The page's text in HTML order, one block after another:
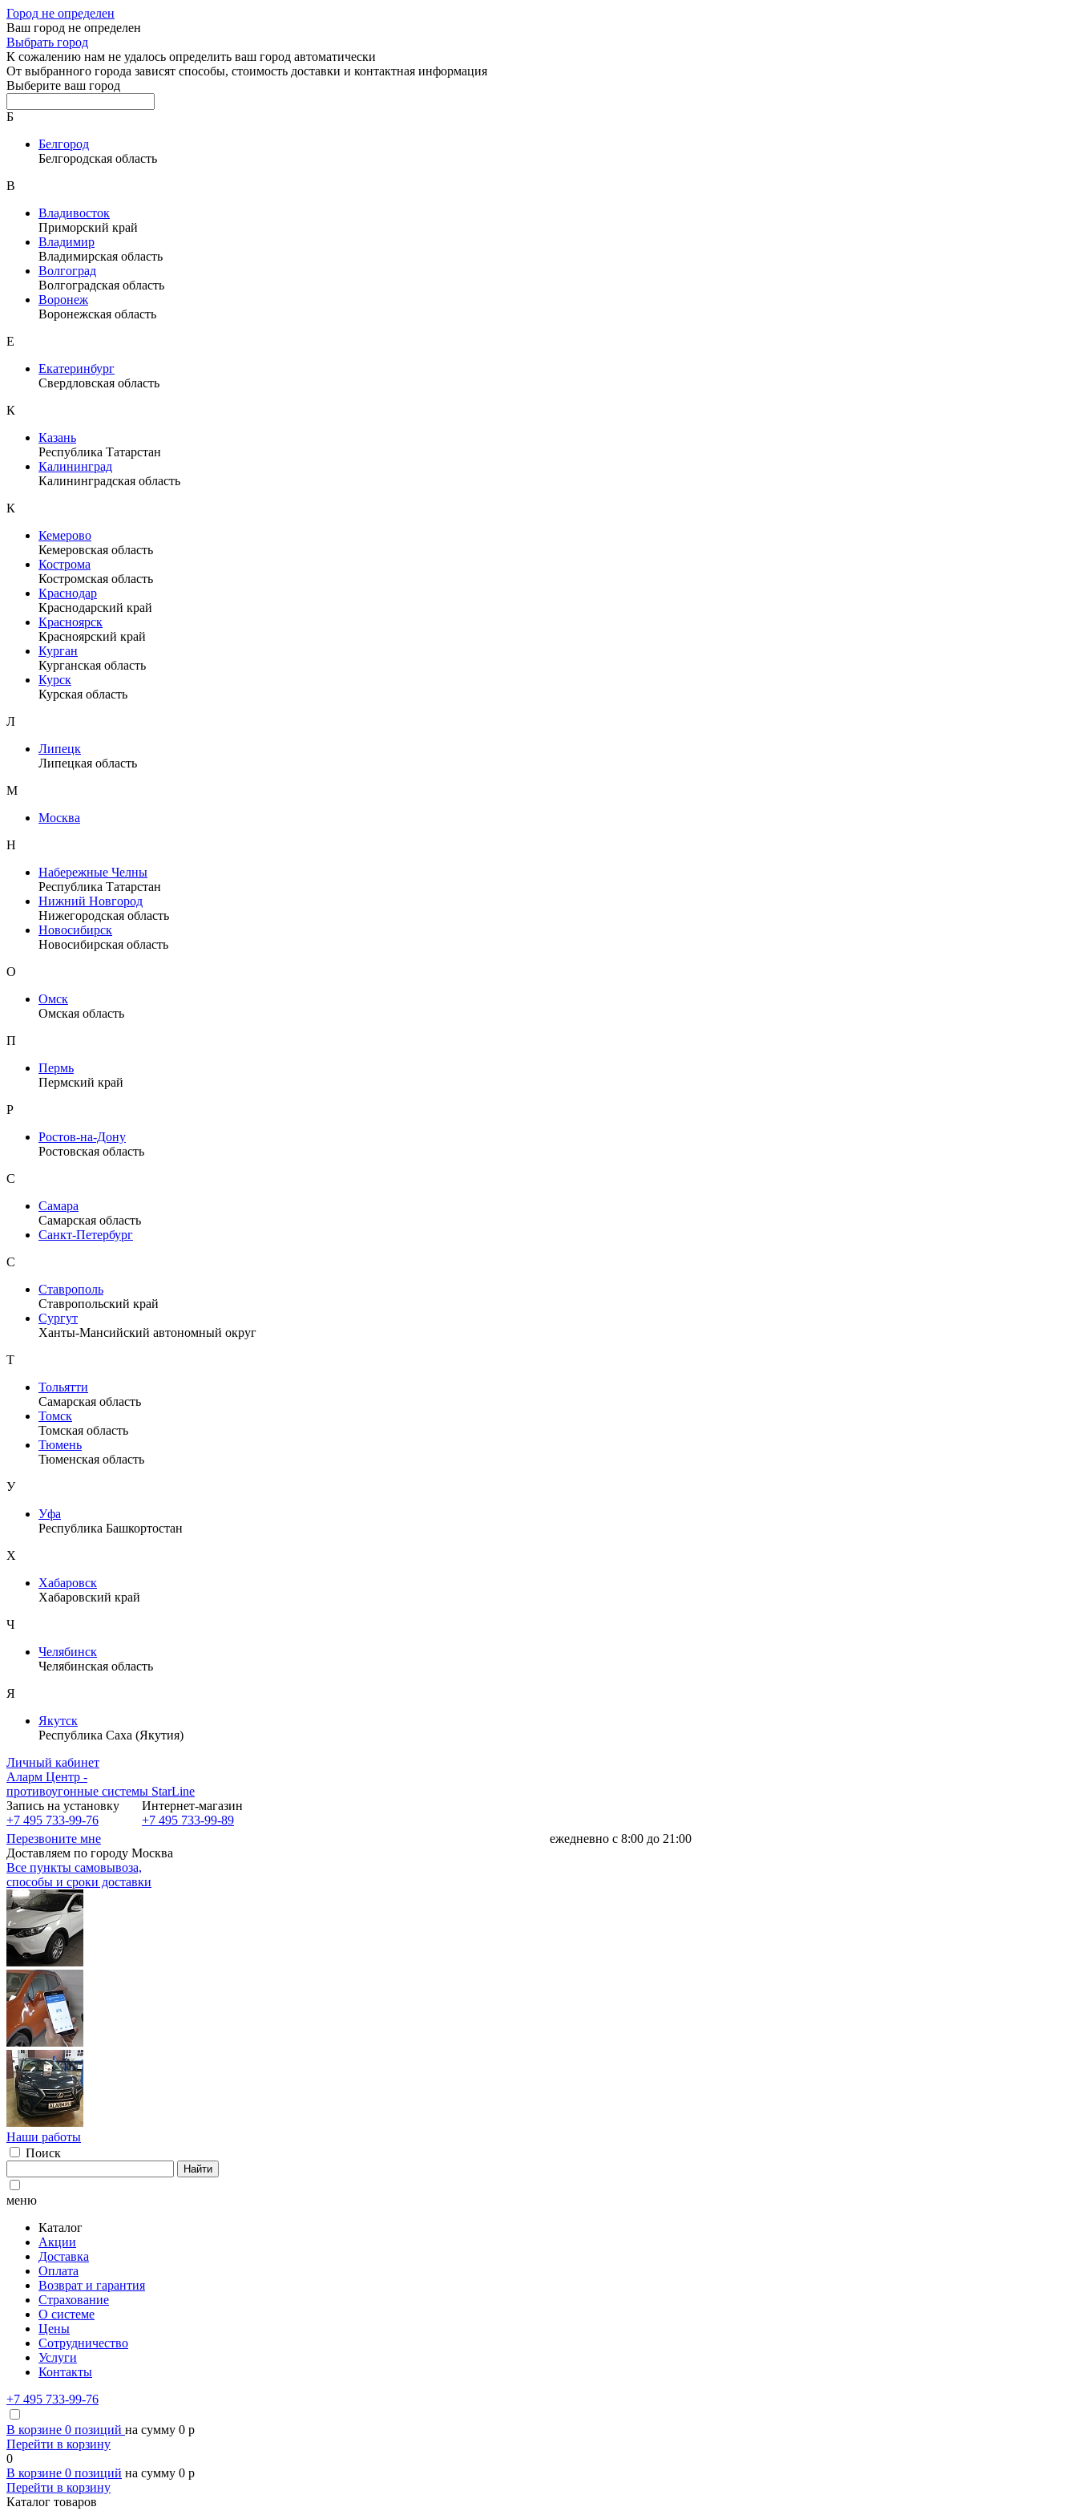
Город не определен
Ваш город не определен
Выбрать город
К сожалению нам не удалось определить ваш город автоматически
От выбранного города зависят способы, стоимость доставки и контактная информация
Выберите ваш город
Б
Белгород
Белгородская область
В
Владивосток
Приморский край
Владимир
Владимирская область
Волгоград
Волгоградская область
Воронеж
Воронежская область
Е
Екатеринбург
Свердловская область
К
Казань
Республика Татарстан
Калининград
Калининградская область
К
Кемерово
Кемеровская область
Кострома
Костромская область
Краснодар
Краснодарский край
Красноярск
Красноярский край
Курган
Курганская область
Курск
Курская область
Л
Липецк
Липецкая область
М
Москва
Н
Набережные Челны
Республика Татарстан
Нижний Новгород
Нижегородская область
Новосибирск
Новосибирская область
О
Омск
Омская область
П
Пермь
Пермский край
Р
Ростов-на-Дону
Ростовская область
С
Самара
Самарская область
Санкт-Петербург
С
Ставрополь
Ставропольский край
Сургут
Ханты-Мансийский автономный округ
Т
Тольятти
Самарская область
Томск
Томская область
Тюмень
Тюменская область
У
Уфа
Республика Башкортостан
Х
Хабаровск
Хабаровский край
Ч
Челябинск
Челябинская область
Я
Якутск
Республика Саха (Якутия)
Личный кабинет
Аларм Центр -
противоугонные системы StarLine
Запись на установку
+7 495 733-99-76
Интернет-магазин
+7 495 733-99-89
Перезвоните мне
ежедневно с 8:00 до 21:00
Доставляем по городу Москва
Все пункты самовывоза,
способы и сроки доставки
Наши работы
Поиск
Найти
меню
Каталог
Акции
Доставка
Оплата
Возврат и гарантия
Страхование
О системе
Цены
Сотрудничество
Услуги
Контакты
+7 495 733-99-76
В корзине 0 позиций на сумму 0 p
Перейти в корзину
0
В корзине 0 позиций на сумму 0 p
Перейти в корзину
Каталог товаров